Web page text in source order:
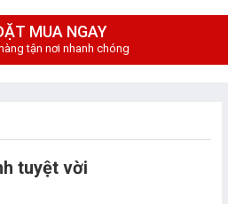
MUA NGAY
tận nơi nhanh chóng
tuyệt vời